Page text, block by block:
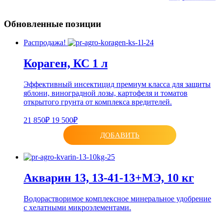
Обновленные позиции
Распродажа!
Кораген, КС 1 л
Эффективный инсектицид премиум класса для защиты
яблони, виноградной лозы, картофеля и томатов
открытого грунта от комплекса вредителей.
21 850₽ 19 500₽
ДОБАВИТЬ
Акварин 13, 13-41-13+МЭ, 10 кг
Водорастворимое комплексное минеральное удобрение
с хелатными микроэлементами.